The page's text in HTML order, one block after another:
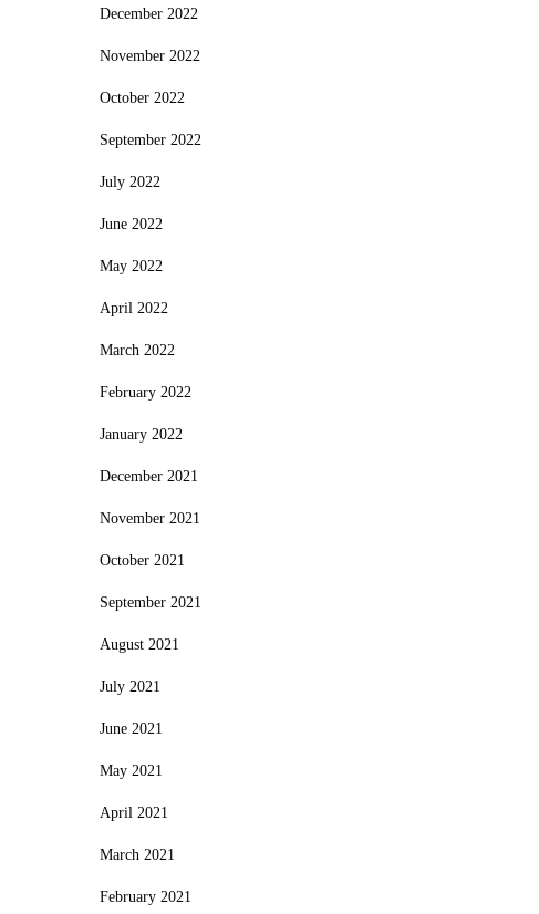
December 2022
November 2022
October 2022
September 2022
July 2022
June 2022
May 2022
April 2022
March 2022
February 2022
January 2022
December 2021
November 2021
October 2021
September 2021
August 2021
July 2021
June 2021
May 2021
April 2021
March 2021
February 2021